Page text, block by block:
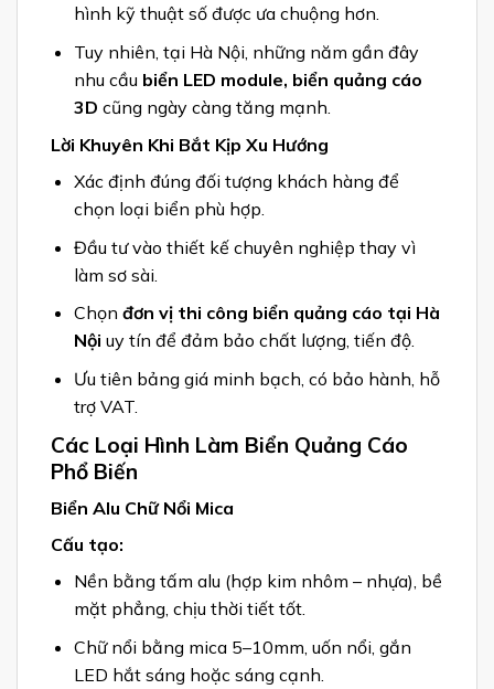
hình kỹ thuật số được ưa chuộng hơn.
Tuy nhiên, tại Hà Nội, những năm gần đây
nhu cầu biển LED module, biển quảng cáo
3D cũng ngày càng tăng mạnh.
Lời Khuyên Khi Bắt Kịp Xu Hướng
Xác định đúng đối tượng khách hàng để
chọn loại biển phù hợp.
Đầu tư vào thiết kế chuyên nghiệp thay vì
làm sơ sài.
Chọn đơn vị thi công biển quảng cáo tại Hà
Nội uy tín để đảm bảo chất lượng, tiến độ.
Ưu tiên bảng giá minh bạch, có bảo hành, hỗ
trợ VAT.
Các Loại Hình Làm Biển Quảng Cáo
Phổ Biến
Biển Alu Chữ Nổi Mica
Cấu tạo:
Nền bằng tấm alu (hợp kim nhôm – nhựa), bề
mặt phẳng, chịu thời tiết tốt.
Chữ nổi bằng mica 5–10mm, uốn nổi, gắn
LED hắt sáng hoặc sáng cạnh.